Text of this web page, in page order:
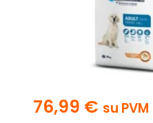
76,99 € su PVM